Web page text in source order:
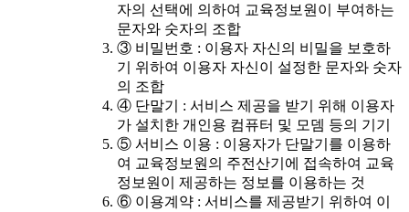
자의 선택에 의하여 교육정보원이 부여하는
문자와 숫자의 조합
③ 비밀번호 : 이용자 자신의 비밀을 보호하
기 위하여 이용자 자신이 설정한 문자와 숫자
의 조합
④ 단말기 : 서비스 제공을 받기 위해 이용자
가 설치한 개인용 컴퓨터 및 모뎀 등의 기기
⑤ 서비스 이용 : 이용자가 단말기를 이용하
여 교육정보원의 주전산기에 접속하여 교육
정보원이 제공하는 정보를 이용하는 것
⑥ 이용계약 : 서비스를 제공받기 위하여 이